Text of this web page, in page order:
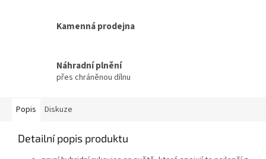
Kamenná prodejna
Náhradní plnění
přes chráněnou dílnu
Popis Diskuze
Detailní popis produktu